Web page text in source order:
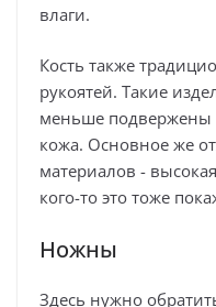
влаги.
Кость также
рукоятей. Такие
меньше подвержены
кожа. Основное же
материалов -
кого-то это тоже
Ножны
Здесь нужно